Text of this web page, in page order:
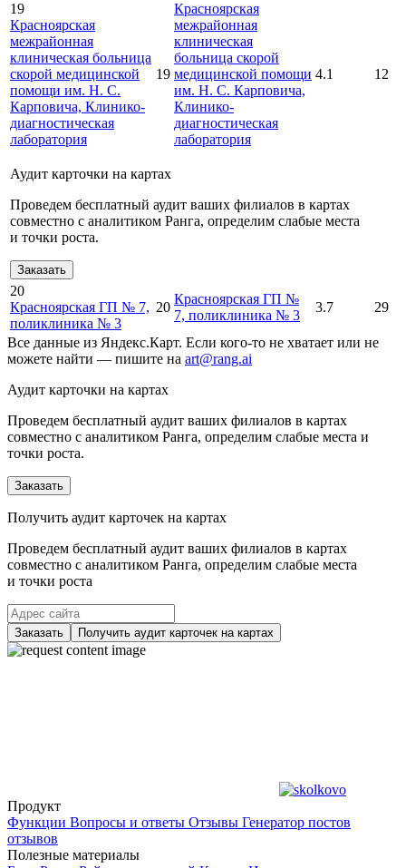
19
Красноярская
межрайонная
клиническая больница
скорой медицинской
помощи им. Н. С.
Карповича, Клинико-
диагностическая
лаборатория
19
Красноярская
межрайонная
клиническая
больница скорой
медицинской помощи
им. Н. С. Карповича,
Клинико-
диагностическая
лаборатория
4.1 12
Аудит карточки на картах
Проведем бесплатный аудит ваших филиалов в картах
совместно с аналитиком Ранга, определим слабые места
и точки роста.
Заказать
20
Красноярская ГП № 7,
поликлиника № 3
20
Красноярская ГП №
7, поликлиника № 3
3.7 29
Все данные из Яндекс.Карт. Если кого-то не хватает или не
можете найти — пишите на art@rang.ai
Аудит карточки на картах
Проведем бесплатный аудит ваших филиалов в картах
совместно с аналитиком Ранга, определим слабые места и
точки роста.
Заказать
Получить аудит карточек на картах
Проведем бесплатный аудит ваших филиалов в картах
совместно с аналитиком Ранга, определим слабые места
и точки роста
Заказать Получить аудит карточек на картах
Продукт
Функции Вопросы и ответы Отзывы Генератор постов
отзывов
Полезные материалы